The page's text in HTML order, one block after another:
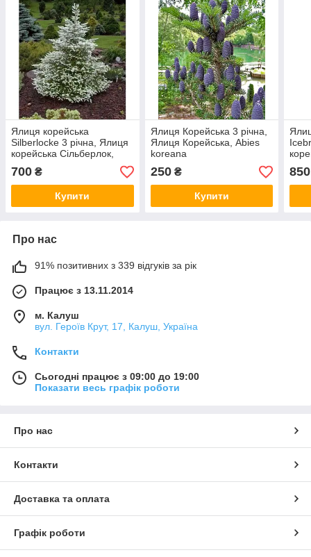
Ялиця корейська
Silberlocke 3 річна, Ялиця
корейська Сільберлок,
Abies koreana Silberlocke
700 ₴
Купити
Ялиця Корейська 3 річна,
Ялиця Корейська, Abies
koreana
250₴
Купити
850
Про нас
91% позитивних з 339 відгуків за рік
Працює з 13.11.2014
м. Калуш
вул. Героїв Крут, 17, Калуш, Україна
Контакти
Сьогодні працює з 09:00 до 19:00
Показати весь графік роботи
Про нас
Контакти
Доставка та оплата
Графік роботи